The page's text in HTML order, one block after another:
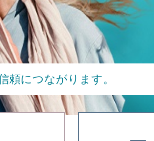
頼につながります。